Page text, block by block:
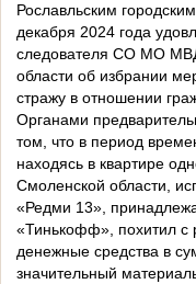
Рославльским
декабря 2024 года
следователя СО МО
области об избрании
стражу в отношении
Органами
том, что в период
находясь в квартире
Смоленской области,
«Редми 13»,
«Тинькофф», похитил с
денежные средства в
значительный